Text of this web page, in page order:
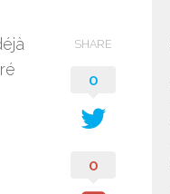
SHARE
0
0